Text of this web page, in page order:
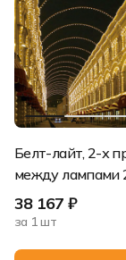
Белт-лайт, 2-х
между лампами
патрон-резина
38 167 ₽
за 1 шт